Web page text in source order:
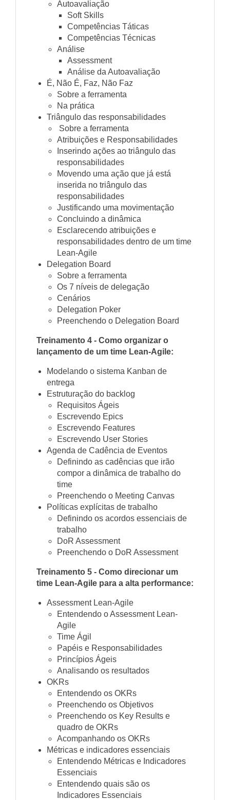
Autoavaliação
Soft Skills
Competências Táticas
Competências Técnicas
Análise
Assessment
Análise da Autoavaliação
É, Não É, Faz, Não Faz
Sobre a ferramenta
Na prática
Triângulo das responsabilidades
Sobre a ferramenta
Atribuições e Responsabilidades
Inserindo ações ao triângulo das
responsabilidades
Movendo uma ação que já está
inserida no triângulo das
responsabilidades
Justificando uma movimentação
Concluindo a dinâmica
Esclarecendo atribuições e
responsabilidades dentro de um time
Lean-Agile
Delegation Board
Sobre a ferramenta
Os 7 níveis de delegação
Cenários
Delegation Poker
Preenchendo o Delegation Board
Treinamento 4 - Como organizar o
lançamento de um time Lean-Agile:
Modelando o sistema Kanban de
entrega
Estruturação do backlog
Requisitos Ágeis
Escrevendo Epics
Escrevendo Features
Escrevendo User Stories
Agenda de Cadência de Eventos
Definindo as cadências que irão
compor a dinâmica de trabalho do
time
Preenchendo o Meeting Canvas
Políticas explícitas de trabalho
Definindo os acordos essenciais de
trabalho
DoR Assessment
Preenchendo o DoR Assessment
Treinamento 5 - Como direcionar um
time Lean-Agile para a alta performance:
Assessment Lean-Agile
Entendendo o Assessment Lean-
Agile
Time Ágil
Papéis e Responsabilidades
Princípios Ágeis
Analisando os resultados
OKRs
Entendendo os OKRs
Preenchendo os Objetivos
Preenchendo os Key Results e
quadro de OKRs
Acompanhando os OKRs
Métricas e indicadores essenciais
Entendendo Métricas e Indicadores
Essenciais
Entendendo quais são os
Indicadores Essenciais